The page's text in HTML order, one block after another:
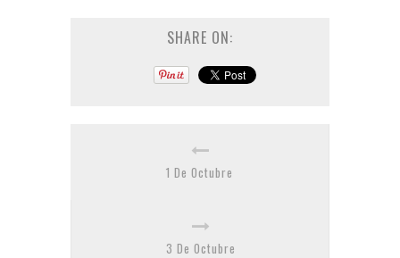
SHARE ON:
1 De Octubre
3 De Octubre